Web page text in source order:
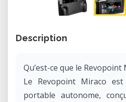
Description
Qu’est-ce que le Revopoint
Le Revopoint Miraco
portable autonome,